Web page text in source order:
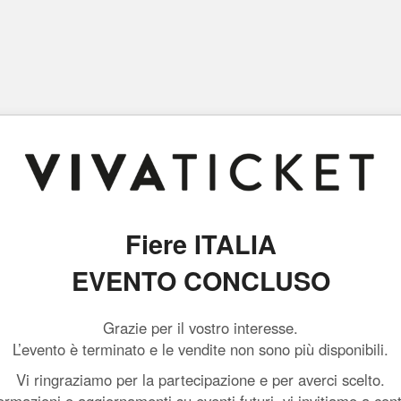
Fiere ITALIA
EVENTO CONCLUSO
Grazie per il vostro interesse.
L’evento è terminato e le vendite non sono più disponibili.
Vi ringraziamo per la partecipazione e per averci scelto.